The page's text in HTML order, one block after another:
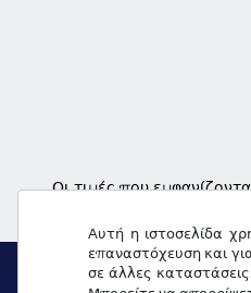
Αυτή η ιστοσελίδα
επαναστόχευση και
σε άλλες
Οι τιμές που